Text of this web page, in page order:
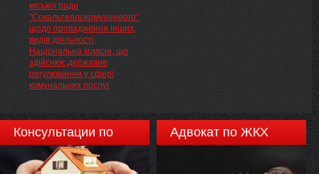
міської ради
"Сокальтеплокомуненерго"
щодо провадження інших,
видів діяльності,
Національна комісія, що
здійснює державне
регулювання у сфері
комунальних послуг
Консультации по
недвижимости
Адвокат по ЖКХ